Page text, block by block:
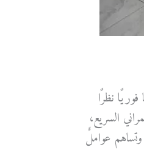
نظرًا
السريع،
عواملٌ